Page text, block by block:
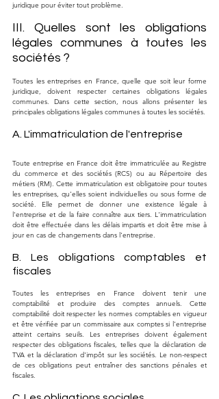
juridique pour éviter tout problème.
III. Quelles sont les obligations
légales communes à toutes les
sociétés ?
Toutes les entreprises en France, quelle que soit leur forme
juridique, doivent respecter certaines obligations légales
communes. Dans cette section, nous allons présenter les
principales obligations légales communes à toutes les sociétés.
A. L'immatriculation de l'entreprise
Toute entreprise en France doit être immatriculée au Registre
du commerce et des sociétés (RCS) ou au Répertoire des
métiers (RM). Cette immatriculation est obligatoire pour toutes
les entreprises, qu'elles soient individuelles ou sous forme de
société. Elle permet de donner une existence légale à
l'entreprise et de la faire connaître aux tiers. L'immatriculation
doit être effectuée dans les délais impartis et doit être mise à
jour en cas de changements dans l'entreprise.
B. Les obligations comptables et
fiscales
Toutes les entreprises en France doivent tenir une
comptabilité et produire des comptes annuels. Cette
comptabilité doit respecter les normes comptables en vigueur
et être vérifiée par un commissaire aux comptes si l'entreprise
atteint certains seuils. Les entreprises doivent également
respecter des obligations fiscales, telles que la déclaration de
TVA et la déclaration d'impôt sur les sociétés. Le non-respect
de ces obligations peut entraîner des sanctions pénales et
fiscales.